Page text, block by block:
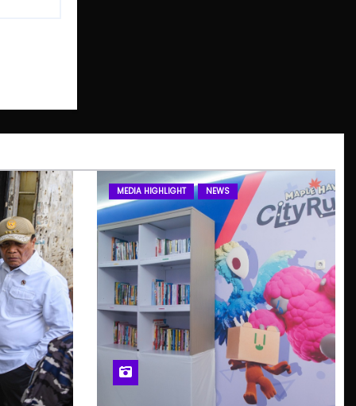
MEDIA HIGHLIGHT NEWS